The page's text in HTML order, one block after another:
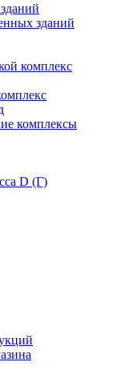
зданий
комплекс
комплексы
D (Г)